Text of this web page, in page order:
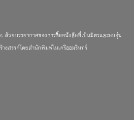
ด้วยบรรยากาศของการซื้อหนังสือที่เป็นมิตรและอบอุ่น
งสรรค์โดยสำนักพิมพ์ในเครืออมรินทร์